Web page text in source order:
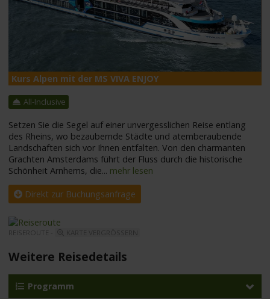
Suche
Kurs Alpen mit der MS VIVA ENJOY
All-Inclusive
Setzen Sie die Segel auf einer unvergesslichen Reise entlang
des Rheins, wo bezaubernde Städte und atemberaubende
Landschaften sich vor Ihnen entfalten. Von den charmanten
Grachten Amsterdams führt der Fluss durch die historische
Schönheit Arnhems, die... mehr lesen
Direkt zur Buchungsanfrage
REISEROUTE -
Weitere Reisedetails
Programm